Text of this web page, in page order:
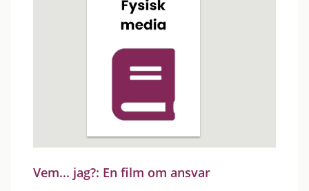
Vem... jag?: En film om ansvar